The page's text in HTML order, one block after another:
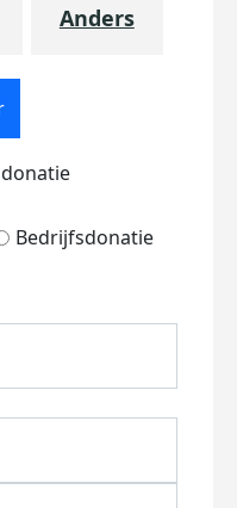
Anders
Bedrijfsdonatie